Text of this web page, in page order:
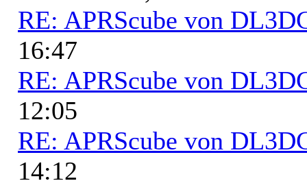
RE: APRScube von
16:47
RE: APRScube von
12:05
RE: APRScube von
14:12